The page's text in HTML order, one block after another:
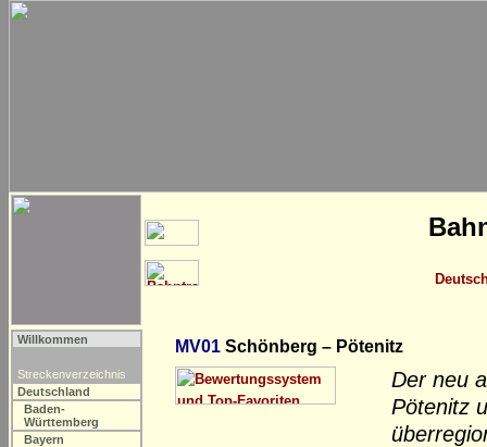
Willkommen
Streckenverzeichnis
Deutschland
Baden-
Württemberg
Bayern
MV01 Schönberg – Pötenitz
Der neu
Pötenitz